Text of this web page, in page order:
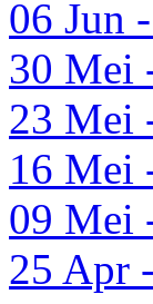
06 Jun
30 Mei
23 Mei
16 Mei
09 Mei
25 Apr